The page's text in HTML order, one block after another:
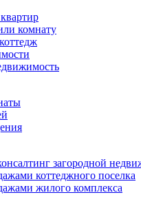
комнату
загородной
коттеджного поселка
жилого комплекса